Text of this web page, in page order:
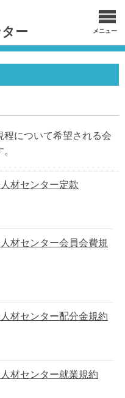
ー メニュー
について希望される会
材センター定款
材センター会員会費規
材センター配分金規約
材センター就業規約